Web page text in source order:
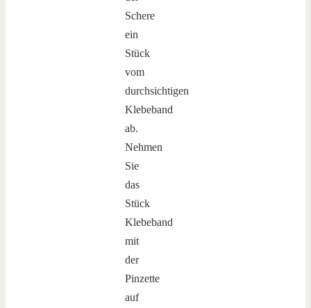
Schere
ein
Stück
vom
durchsichtigen
Klebeband
ab.
Nehmen
Sie
das
Stück
Klebeband
mit
der
Pinzette
auf